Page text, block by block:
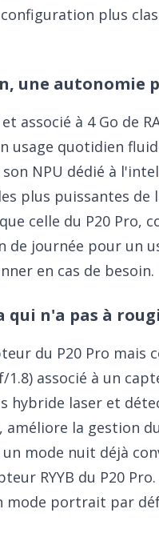
plus
une autonomie
associé à 4 Go de
usage quotidien
NPU dédié à
plus puissantes
celle du P20 Pro,
de journée pour un
en cas de besoin.
qui n'a pas à
du P20 Pro mais
associé à un
hybride laser et
améliore la gestion
mode nuit déjà
RYYB du P20
mode portrait par